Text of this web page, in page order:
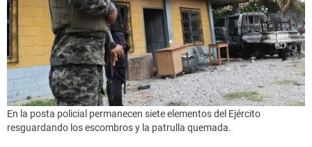
En la posta policial permanecen siete elementos del Ejército
resguardando los escombros y la patrulla quemada.